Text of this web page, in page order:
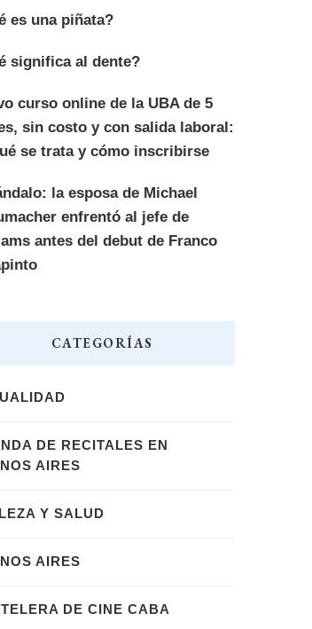
es una piñata?
significa al dente?
curso online de la UBA de 5
sin costo y con salida laboral:
se trata y cómo inscribirse
la esposa de Michael
enfrentó al jefe de
antes del debut de Franco
CATEGORÍAS
DE RECITALES EN
AIRES
Y SALUD
AIRES
DE CINE CABA